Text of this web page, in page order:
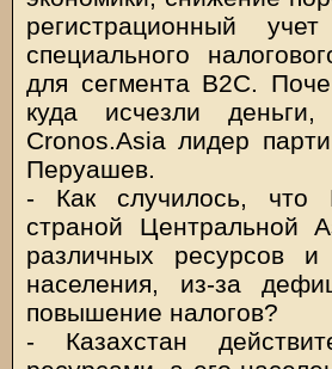
регистрационный
специального
для сегмента B2C.
куда исчезли
Cronos.Asia лидер
Перуашев.
- Как случилось, что
страной Центральной
различных ресурсов и
населения, из-за
повышение налогов?
- Казахстан